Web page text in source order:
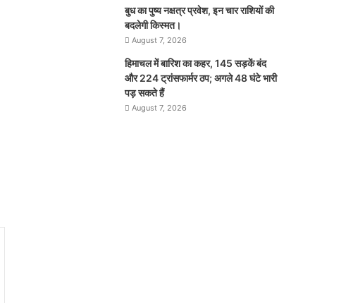
बुध का पुष्य नक्षत्र प्रवेश, इन चार राशियों की
बदलेगी किस्मत।
August 7, 2026
हिमाचल में बारिश का कहर, 145 सड़कें बंद
और 224 ट्रांसफार्मर ठप; अगले 48 घंटे भारी
पड़ सकते हैं
August 7, 2026